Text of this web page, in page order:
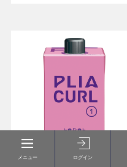
メニュー ログイン